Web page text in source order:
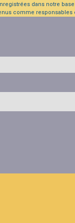
dans notre
comme